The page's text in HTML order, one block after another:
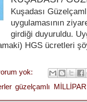
Kuşadası
uygulamasının
girdiği duyuruldu.
HGS ücretleri
yok:
, güzelçamlı